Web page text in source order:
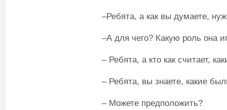
–Ребята, а как вы думаете,
–А для чего? Какую роль она
– Ребята, а кто как считает,
– Ребята, вы знаете, какие
– Можете предположить?